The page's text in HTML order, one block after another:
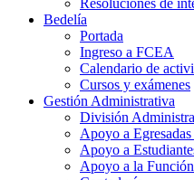
Bedelía
Portada
Ingreso a FCEA
Calendario de
Cursos y exámenes
Gestión Administrativa
División
Apoyo a
Apoyo a
Apoyo a la